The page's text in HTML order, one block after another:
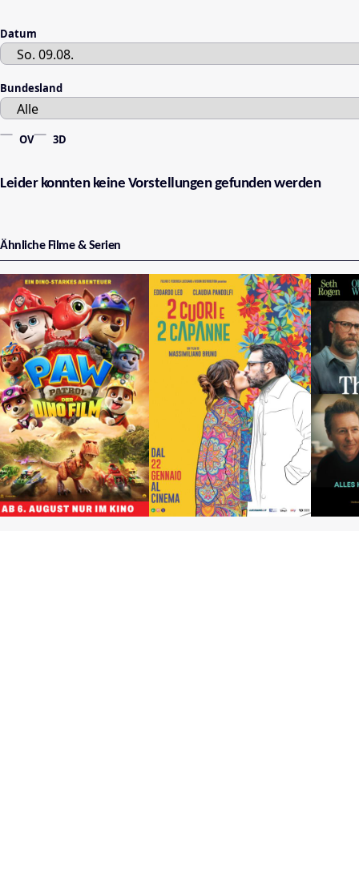
Datum
Bundesland
OV 3D
Leider konnten keine Vorstellungen gefunden werden
Ähnliche Filme & Serien